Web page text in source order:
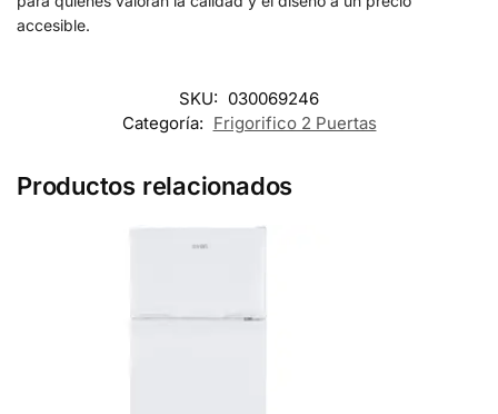
accesible.
SKU: 030069246
Categoría: Frigorifico 2 Puertas
Productos relacionados